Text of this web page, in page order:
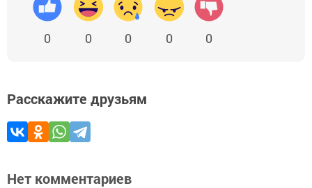
0 0 0 0 0
Расскажите друзьям
Нет комментариев